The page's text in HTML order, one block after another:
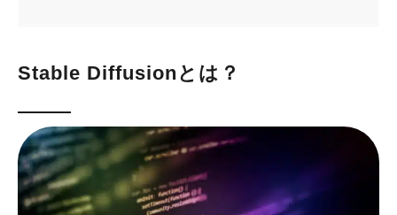
Stable Diffusionとは？